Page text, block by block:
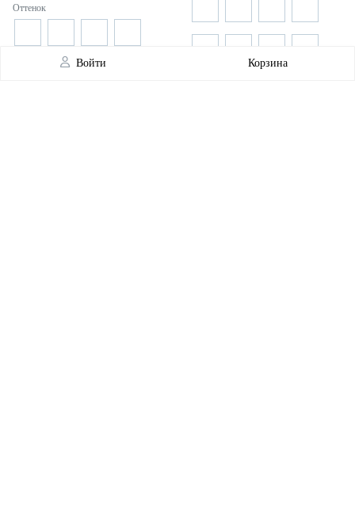
Войти Корзина
Оттенок